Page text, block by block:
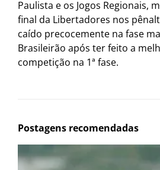
Paulista e os Jogos Regionais,
final da Libertadores nos
caído precocemente na fase
Brasileirão após ter feito a
competição na 1ª fase.
Postagens recomendadas